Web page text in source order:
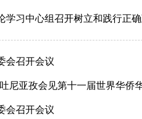
学习中心组召开树立和践行正
会召开会议
尼亚孜会见第十一届世界华侨
会召开会议